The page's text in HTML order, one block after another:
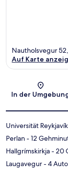
Nautholsvegur 52,
Auf Karte
In der
Universität Reykjavík
Perlan- 12
Hallgrímskirkja- 20
Laugavegur- 4